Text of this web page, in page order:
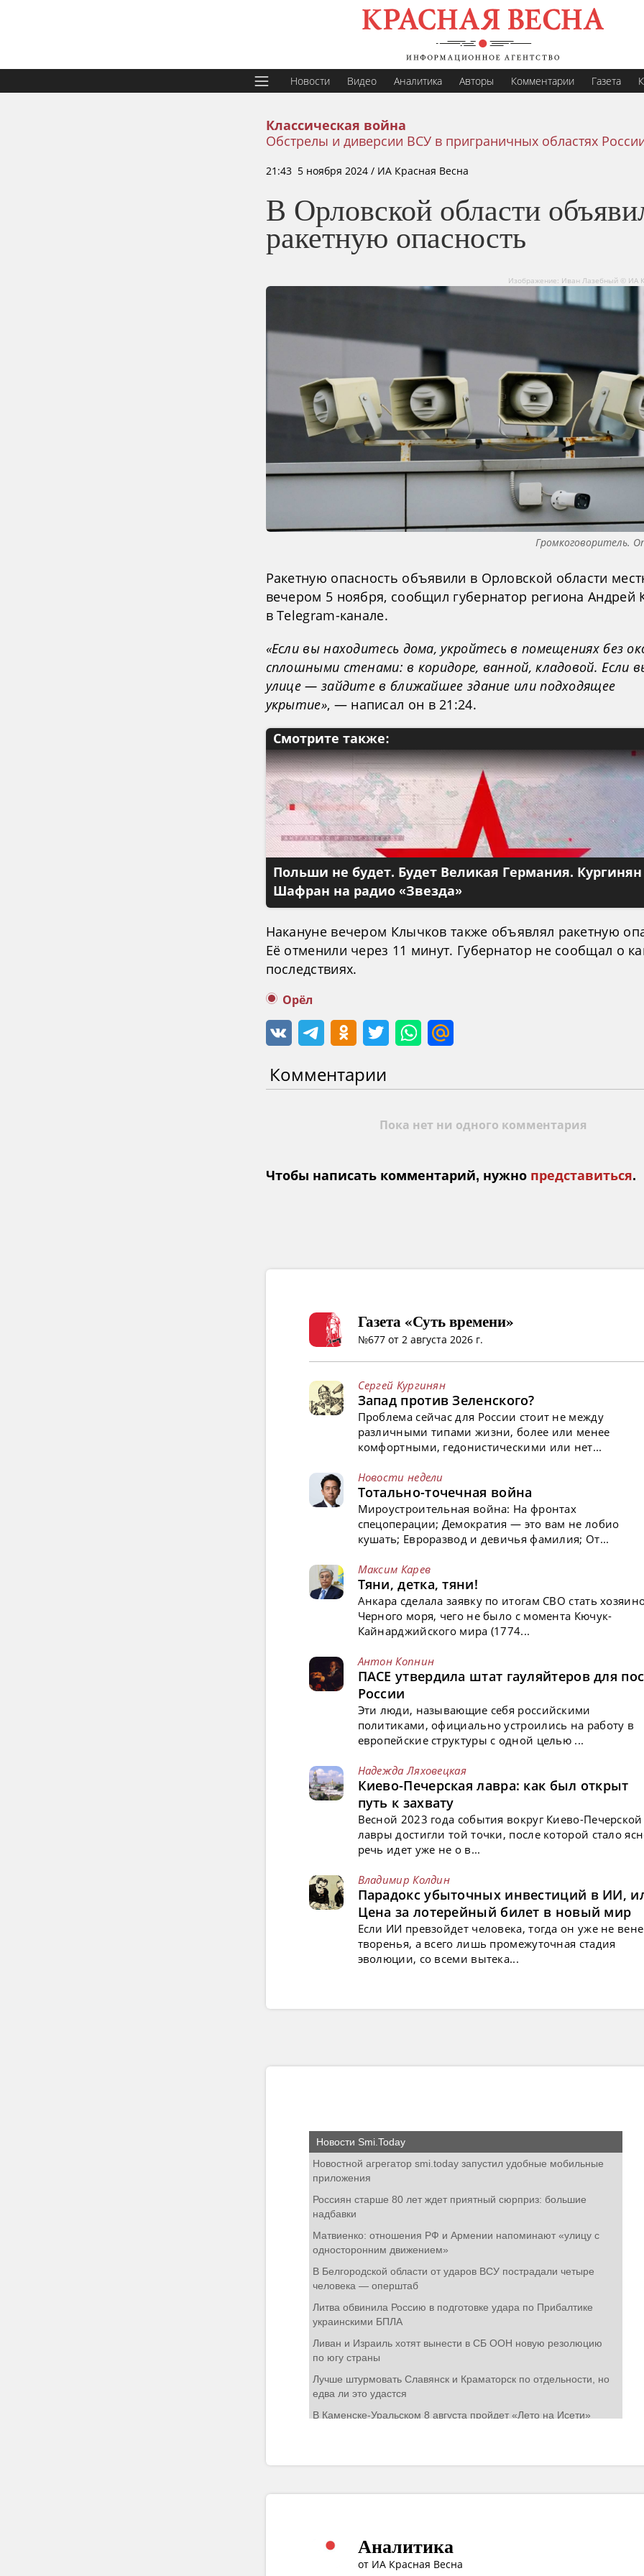
Новости Видео Аналитика Авторы Комментарии Газета
Классическая война
Обстрелы и диверсии ВСУ в приграничных областях
21:43 5 ноября 2024 / ИА Красная Весна
В Орловской области
ракетную опасность
Изображение: Иван Лазебный © ИА
Громкоговоритель.
Ракетную опасность объявили в Орловской области
вечером 5 ноября, сообщил губернатор региона Андрей
в Telegram-канале.
«Если вы находитесь дома, укройтесь в помещениях без
сплошными стенами: в коридоре, ванной, кладовой. Если
улице — зайдите в ближайшее здание или подходящее
укрытие», — написал он в 21:24.
Смотрите также:
Польши не будет. Будет Великая Германия.
Шафран на радио «Звезда»
Накануне вечером Клычков также объявлял ракетную
Её отменили через 11 минут. Губернатор не сообщал о
последствиях.
Орёл
Комментарии
Пока нет ни одного комментария
Чтобы написать комментарий, нужно представиться.
Газета «Суть времени»
№677 от 2 августа 2026 г.
Сергей Кургинян
Запад против Зеленского?
Проблема сейчас для России стоит не между
различными типами жизни, более или менее
комфортными, гедонистическими или нет...
Новости недели
Тотально-точечная война
Мироустроительная война: На фронтах
спецоперации; Демократия — это вам не лобио
кушать; Евроразвод и девичья фамилия; От...
Максим Карев
Тяни, детка, тяни!
Анкара сделала заявку по итогам СВО стать
Черного моря, чего не было с момента Кючук-
Кайнарджийского мира (1774...
Антон Копнин
ПАСЕ утвердила штат гауляйтеров для
России
Эти люди, называющие себя российскими
политиками, официально устроились на работу в
европейские структуры с одной целью ...
Надежда Ляховецкая
Киево-Печерская лавра: как был открыт
путь к захвату
Весной 2023 года события вокруг Киево-Печерской
лавры достигли той точки, после которой стало
речь идет уже не о в...
Владимир Колдин
Парадокс убыточных инвестиций в ИИ,
Цена за лотерейный билет в новый мир
Если ИИ превзойдет человека, тогда он уже не
творенья, а всего лишь промежуточная стадия
эволюции, со всеми вытека...
Аналитика
от ИА Красная Весна